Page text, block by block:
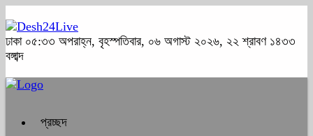
ঢাকা ০৫:৩৩ অপরাহ্ন, বৃহস্পতিবার, ০৬ অগাস্ট ২০২৬, ২২ শ্রাবণ ১৪৩৩
বঙ্গাব্দ
প্রচ্ছদ